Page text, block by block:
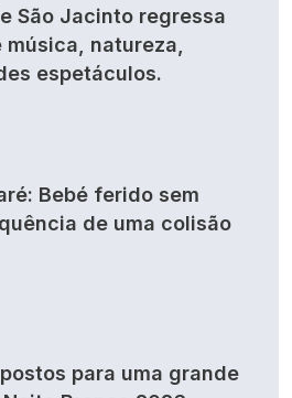
São Jacinto regressa
natureza,
espetáculos.
Bebé ferido sem
de uma colisão
para uma grande